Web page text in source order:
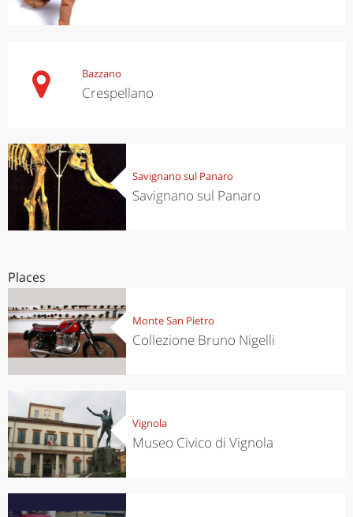
Bazzano
Crespellano
Savignano sul Panaro
Savignano sul Panaro
Places
Monte San Pietro
Collezione Bruno Nigelli
Vignola
Museo Civico di Vignola